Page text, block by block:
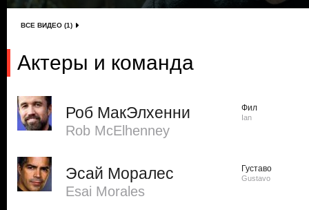
ВСЕ ВИДЕО (1)
Актеры и команда
Роб МакЭлхенни
Rob McElhenney
Фил
Ian
Эсай Моралес
Esai Morales
Густаво
Gustavo